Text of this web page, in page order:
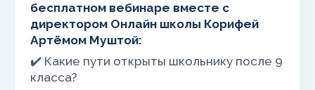
бесплатном вебинаре вместе с
директором Онлайн школы Корифей
Артёмом Муштой:
✔️ Какие пути открыты школьнику после 9
класса?